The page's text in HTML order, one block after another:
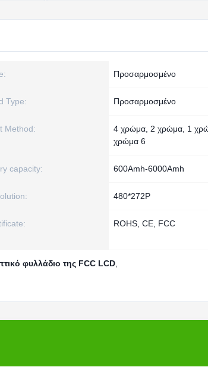
Προσαρμοσμένο
Type: Προσαρμοσμένο
Method:
4 χρώμα, 2 χρώμα, 1
χρώμα 6
capacity: 600Amh-6000Amh
480*272P
ROHS, CE, FCC
φυλλάδιο της FCC LCD